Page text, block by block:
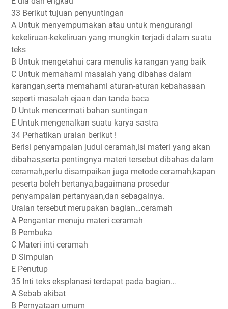
33 Berikut tujuan penyuntingan
A Untuk menyempurnakan atau untuk mengurangi
kekeliruan-kekeliruan yang mungkin terjadi dalam suatu
teks
B Untuk mengetahui cara menulis karangan yang baik
C Untuk memahami masalah yang dibahas dalam
karangan,serta memahami aturan-aturan kebahasaan
seperti masalah ejaan dan tanda baca
D Untuk mencermati bahan suntingan
E Untuk mengenalkan suatu karya sastra
34 Perhatikan uraian berikut !
Berisi penyampaian judul ceramah,isi materi yang akan
dibahas,serta pentingnya materi tersebut dibahas dalam
ceramah,perlu disampaikan juga metode ceramah,kapan
peserta boleh bertanya,bagaimana prosedur
penyampaian pertanyaan,dan sebagainya.
Uraian tersebut merupakan bagian…ceramah
A Pengantar menuju materi ceramah
B Pembuka
C Materi inti ceramah
D Simpulan
E Penutup
35 Inti teks eksplanasi terdapat pada bagian…
A Sebab akibat
B Pernyataan umum